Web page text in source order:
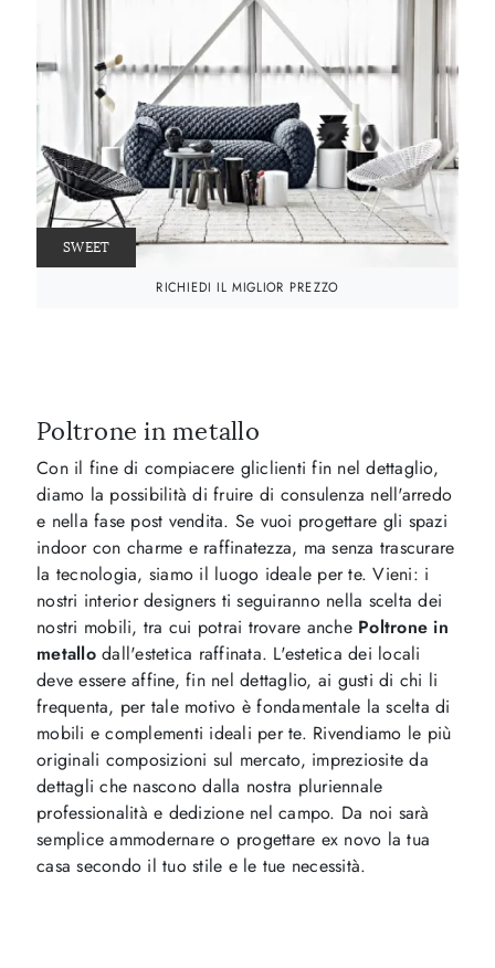
SWEET
RICHIEDI IL MIGLIOR PREZZO
Poltrone in metallo
Con il fine di compiacere gliclienti fin nel dettaglio,
diamo la possibilità di fruire di consulenza nell'arredo
e nella fase post vendita. Se vuoi progettare gli spazi
indoor con charme e raffinatezza, ma senza trascurare
la tecnologia, siamo il luogo ideale per te. Vieni: i
nostri interior designers ti seguiranno nella scelta dei
nostri mobili, tra cui potrai trovare anche Poltrone in
metallodall'estetica raffinata. L'estetica dei locali
deve essere affine, fin nel dettaglio, ai gusti di chi li
frequenta, per tale motivo è fondamentale la scelta di
mobili e complementi ideali per te. Rivendiamo le più
originali composizioni sul mercato, impreziosite da
dettagli che nascono dalla nostra pluriennale
professionalità e dedizione nel campo. Da noi sarà
semplice ammodernare o progettare ex novo la tua
casa secondo il tuo stile e le tue necessità.